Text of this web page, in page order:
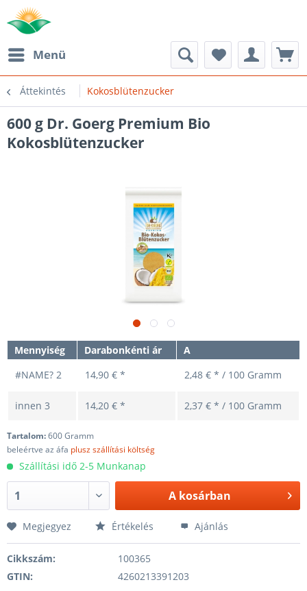
Menü
Áttekintés Kokosblütenzucker
600 g Dr. Goerg Premium Bio
Kokosblütenzucker
Mennyiség Darabonkénti ár
A
#NAME? 2 14,90 € * 2,48 € * / 100 Gramm
innen 3 14,20 € * 2,37 € * / 100 Gramm
Tartalom:600 Gramm
beleértve az áfa plusz szállítási költség
Szállítási idő 2-5 Munkanap
A kosárban
Megjegyez Értékelés Ajánlás
Cikkszám:
100365
GTIN:
4260213391203